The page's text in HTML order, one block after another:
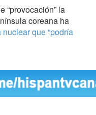
“provocación” la
coreana ha
que “podría